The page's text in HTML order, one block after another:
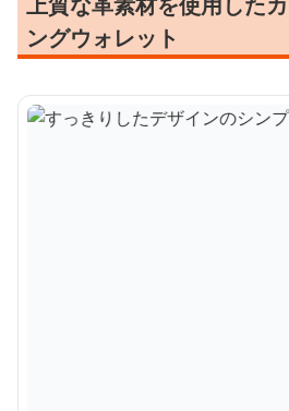
ングウォレット